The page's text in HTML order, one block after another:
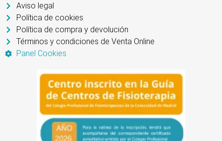
Aviso legal
Política de cookies
Política de compra y devolución
Términos y condiciones de Venta Online
Panel Cookies